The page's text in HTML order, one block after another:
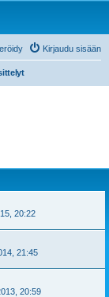
Kirjaudu sisään
20:22
21:45
20:59